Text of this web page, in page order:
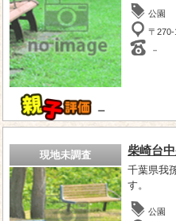
－
公園
〒270-
－
現地未調査 柴崎台
千葉県我
す。
公園